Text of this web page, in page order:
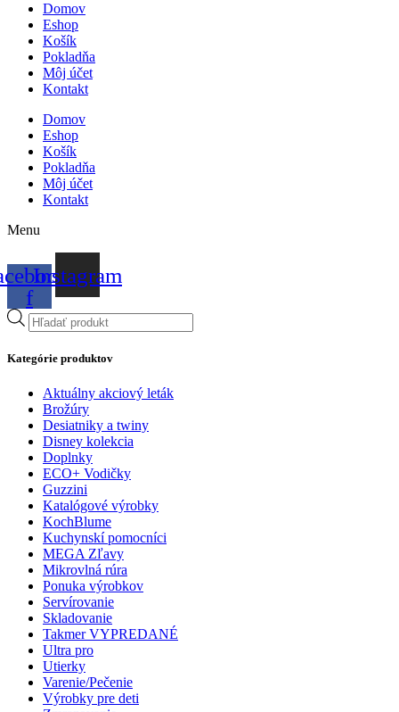
Domov
Eshop
Košík
Pokladňa
Môj účet
Kontakt
Domov
Eshop
Košík
Pokladňa
Môj účet
Kontakt
Menu
f
Instagram
Products
search
Kategórie produktov
Aktuálny akciový leták
Brožúry
Desiatniky a twiny
Disney kolekcia
Doplnky
ECO+ Vodičky
Guzzini
Katalógové výrobky
KochBlume
Kuchynskí pomocníci
MEGA Zľavy
Mikrovlná rúra
Ponuka výrobkov
Servírovanie
Skladovanie
Takmer VYPREDANÉ
Ultra pro
Utierky
Varenie/Pečenie
Výrobky pre deti